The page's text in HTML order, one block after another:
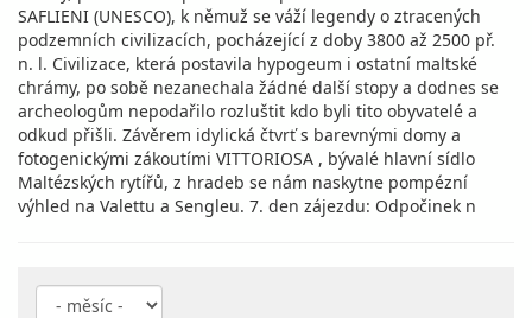
SAFLIENI (UNESCO), k němuž se váží legendy o ztracených
podzemních civilizacích, pocházející z doby 3800 až 2500 př.
n. l. Civilizace, která postavila hypogeum i ostatní maltské
chrámy, po sobě nezanechala žádné další stopy a dodnes se
archeologům nepodařilo rozluštit kdo byli tito obyvatelé a
odkud přišli. Závěrem idylická čtvrť s barevnými domy a
fotogenickými zákoutími VITTORIOSA , bývalé hlavní sídlo
Maltézských rytířů, z hradeb se nám naskytne pompézní
výhled na Valettu a Sengleu. 7. den zájezdu: Odpočinek n